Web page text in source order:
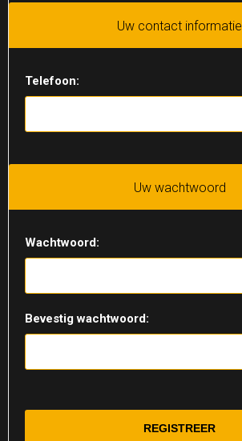
Uw contact informatie
Telefoon:
Uw wachtwoord
Wachtwoord:
Bevestig wachtwoord: